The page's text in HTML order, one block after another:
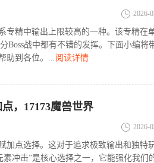
2026-
专精中输出上限较高的一种。该专精在
Boss战中都有不错的发挥。下面小编将
助到各位。...阅读详情
，17173魔兽世界
2026-
加点选择。这对于追求极致输出和独特
冲击”是核心选择之一，它能强化我们